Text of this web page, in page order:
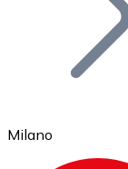
Milano